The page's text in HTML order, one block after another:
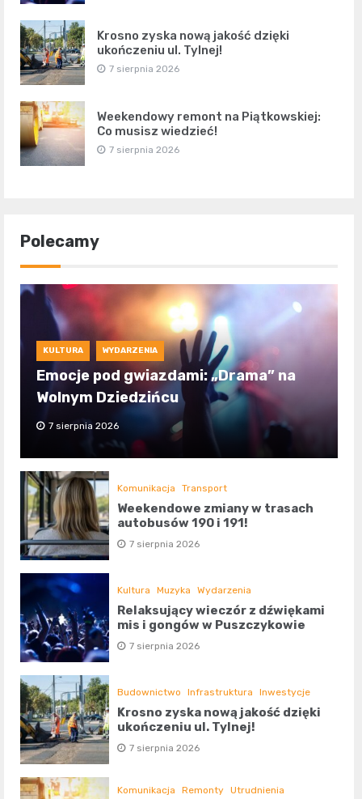
Krosno zyska nową jakość dzięki
ukończeniu ul. Tylnej!
7 sierpnia 2026
Weekendowy remont na Piątkowskiej:
Co musisz wiedzieć!
7 sierpnia 2026
Polecamy
KULTURA WYDARZENIA
Emocje pod gwiazdami: „Drama” na
Wolnym Dziedzińcu
7 sierpnia 2026
Komunikacja Transport
Weekendowe zmiany w trasach
autobusów 190 i 191!
7 sierpnia 2026
Kultura Muzyka Wydarzenia
Relaksujący wieczór z dźwiękami
mis i gongów w Puszczykowie
7 sierpnia 2026
Budownictwo Infrastruktura Inwestycje
Krosno zyska nową jakość dzięki
ukończeniu ul. Tylnej!
7 sierpnia 2026
Komunikacja Remonty Utrudnienia